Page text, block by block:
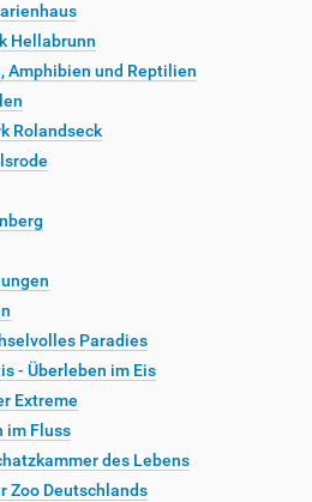
Hellabrunn
Amphibien und Reptilien
Rolandseck
Paradies
- Überleben im Eis
Extreme
im Fluss
des Lebens
Zoo Deutschlands